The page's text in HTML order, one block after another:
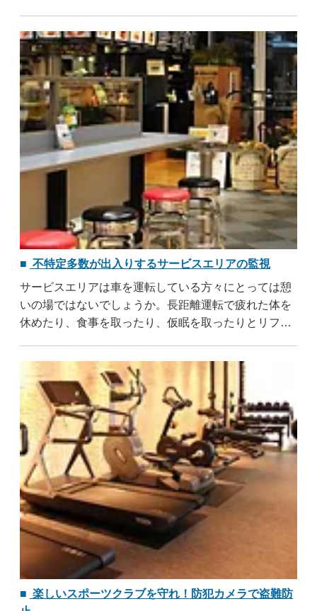
ました。それは .....すべて読む
不特定多数が出入りするサービスエリアの監視
サービスエリアは車を運転している方々にとっては憩
いの場ではないでしょうか。長距離運転で疲れた体を
休めたり、食事を取ったり、仮眠を取ったりとリフレ
楽しいスポーツクラブを守れ！防犯カメラで盗難防